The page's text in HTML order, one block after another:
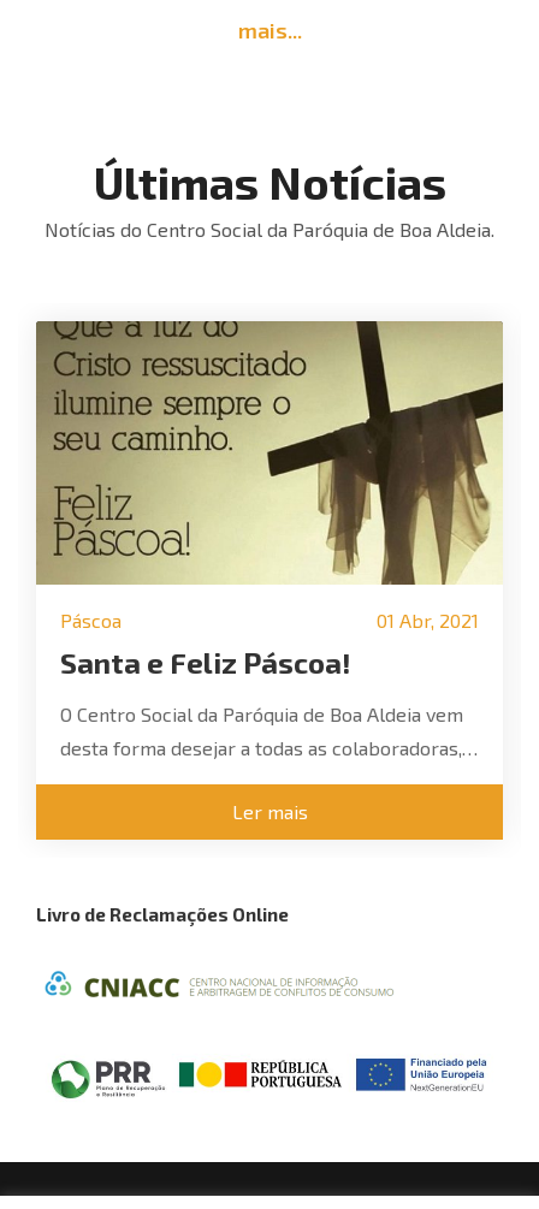
mais...
Últimas Notícias
Notícias do Centro Social da Paróquia de Boa Aldeia.
Páscoa 01 Abr, 2021
Santa e Feliz Páscoa!
O Centro Social da Paróquia de Boa Aldeia vem
desta forma desejar a todas as colaboradoras,
utentes, seus familiares e amigos uma Santa e
Ler mais
Livro de Reclamações Online